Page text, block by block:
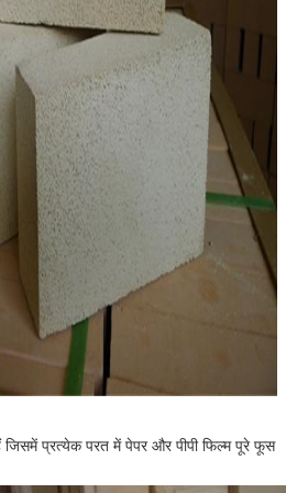
प्रत्येक परत में पेपर और पीपी फिल्म पूरे फूस